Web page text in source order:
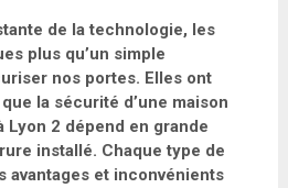
de la technologie, les
plus qu’un simple
nos portes. Elles ont
la sécurité d’une maison
Lyon 2 dépend en grande
installé. Chaque type de
avantages et inconvénients